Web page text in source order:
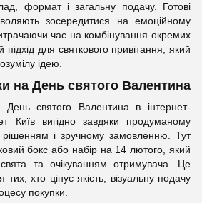
формат і загальну подачу. Готові
зосередитися на емоційному
час на комбінування окремих
для святкового привітання, який
ідею.
на День святого Валентина
святого Валентина в інтернет-
Київ вигідно завдяки продуманому
рішенням і зручному замовленню. Тут
бокс або набір на 14 лютого, який
та очікуванням отримувача. Це
хто цінує якість, візуальну подачу
покупки.